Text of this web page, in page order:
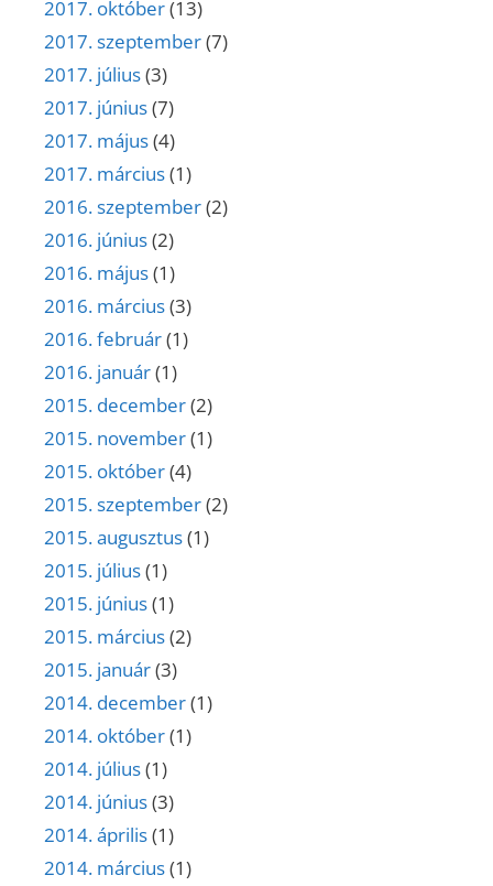
2017. október(13)
2017. szeptember(7)
2017. július(3)
2017. június(7)
2017. május(4)
2017. március(1)
2016. szeptember(2)
2016. június(2)
2016. május(1)
2016. március(3)
2016. február(1)
2016. január(1)
2015. december(2)
2015. november(1)
2015. október(4)
2015. szeptember(2)
2015. augusztus(1)
2015. július(1)
2015. június(1)
2015. március(2)
2015. január(3)
2014. december(1)
2014. október(1)
2014. július(1)
2014. június(3)
2014. április(1)
2014. március(1)